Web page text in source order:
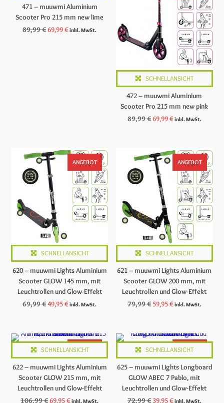
471 – muuwmi Aluminium
Scooter Pro 215 mm new lime
89,99€Ursprünglicher
Preis
69,99€Aktueller
inkl. MwSt.
SCHNELLANSICHT
472 – muuwmi Aluminium
Scooter Pro 215 mm new pink
89,99€Ursprünglicher
Preis
69,99€Aktueller
inkl. MwSt.
ANGEBOT
SCHNELLANSICHT
620 – muuwmi Lights Aluminium
Scooter GLOW 145 mm, mit
Leuchtrollen und Glow-Effekt
69,99€Ursprünglicher
Preis
49,95€Aktueller
inkl. MwSt.
ANGEBOT
SCHNELLANSICHT
621 – muuwmi Lights Aluminium
Scooter GLOW 200 mm, mit
Leuchtrollen und Glow-Effekt
79,99€ Ursprünglicher
Preis
59,95€Aktueller
inkl. MwSt.
ANGEBOT
SCHNELLANSICHT
622 – muuwmi Lights Aluminium
Scooter GLOW 215 mm, mit
Leuchtrollen und Glow-Effekt
106,99€Ursprünglicher
69,95€Aktueller
inkl. MwSt.
ANGEBOT
SCHNELLANSICHT
625 – muuwmi Lights Longboard
GLOW ABEC 7 Pablo, mit
Leuchtrollen und Glow-Effekt
72,99€ Ursprünglicher
39,95€Aktueller
inkl. MwSt.